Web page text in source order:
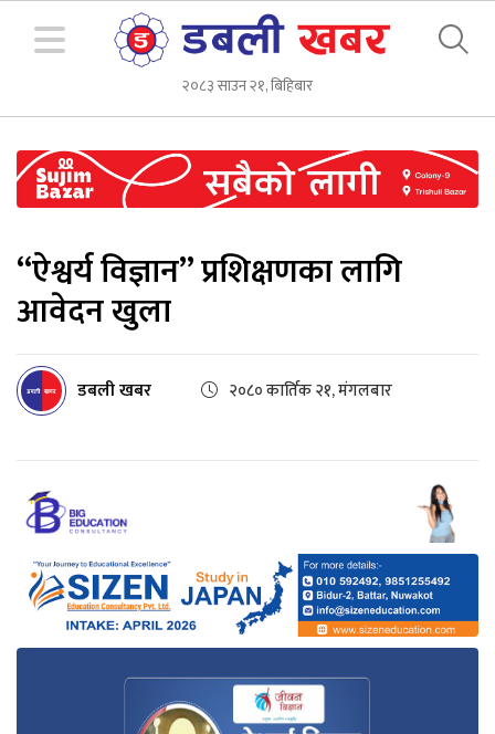
२०८३ साउन २१, बिहिबार
“ऐश्वर्य विज्ञान” प्रशिक्षणका लागि
आवेदन खुला
डबली खबर २०८० कार्तिक २१, मंगलबार